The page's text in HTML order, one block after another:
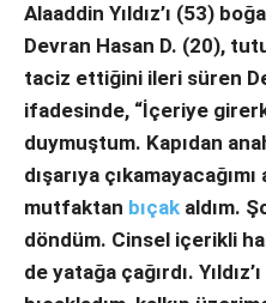
Alaaddin Yıldız’ı (53)
Devran Hasan D. (20),
taciz ettiğini ileri süren
ifadesinde, “İçeriye
duymuştum. Kapıdan
dışarıya çıkamayacağımı
mutfaktan bıçak aldım.
döndüm. Cinsel içerikli
de yatağa çağırdı.